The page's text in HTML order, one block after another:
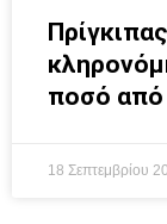
ποσό από
18 Σεπτεμβρίου